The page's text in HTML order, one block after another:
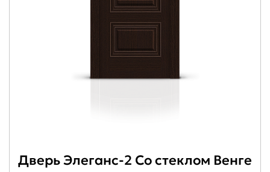
Дверь Элеганс-2 Со стеклом Венге